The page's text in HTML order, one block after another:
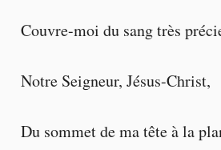
Couvre-moi du sang très
Notre Seigneur, Jésus-Christ,
Du sommet de ma tête à la